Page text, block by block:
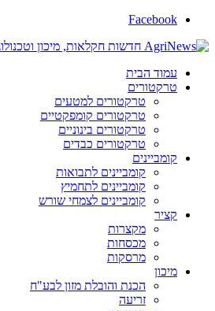
Facebook
עמוד הבית
טרקטורים
טרקטורים למטעים
טרקטורים קומפקטיים
טרקטורים בינוניים
טרקטורים כבדים
קומביינים
קומביינים לתבואות
קומביינים לתחמיץ
קומביינים לצמחי שורש
קציר
מקצרות
מכסחות
מרסקות
מיכון
הכנת והובלת מזון לבע"ח
זריעה